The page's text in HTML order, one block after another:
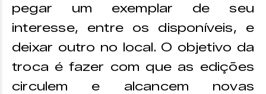
pegar um exemplar de seu
interesse, entre os disponíveis, e
deixar outro no local. O objetivo da
troca é fazer com que as edições
circulem e alcancem novas